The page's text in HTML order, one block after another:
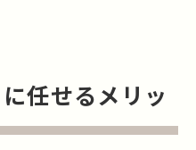
任せるメリッ